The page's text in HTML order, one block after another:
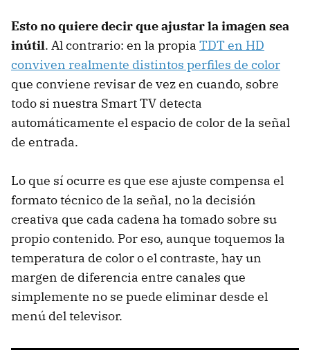
Esto no quiere decir que ajustar la imagen sea
inútil. Al contrario: en la propia TDT en HD
conviven realmente distintos perfiles de color
que conviene revisar de vez en cuando, sobre
todo si nuestra Smart TV detecta
automáticamente el espacio de color de la señal
de entrada.
Lo que sí ocurre es que ese ajuste compensa el
formato técnico de la señal, no la decisión
creativa que cada cadena ha tomado sobre su
propio contenido. Por eso, aunque toquemos la
temperatura de color o el contraste, hay un
margen de diferencia entre canales que
simplemente no se puede eliminar desde el
menú del televisor.